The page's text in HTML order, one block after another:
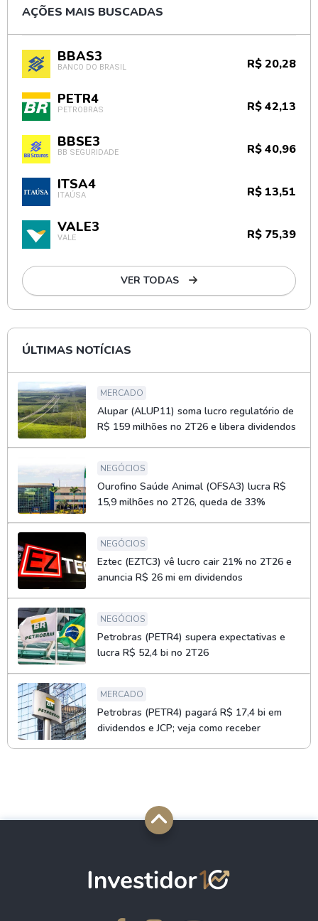
AÇÕES MAIS BUSCADAS
BBAS3
BANCO DO BRASIL R$ 20,28
PETR4
PETROBRAS R$ 42,13
BBSE3
BB SEGURIDADE R$ 40,96
ITSA4
ITAÚSA R$ 13,51
VALE3
VALE R$ 75,39
VER TODAS
ÚLTIMAS NOTÍCIAS
MERCADO
Alupar (ALUP11) soma lucro regulatório de
R$ 159 milhões no 2T26 e libera dividendos
NEGÓCIOS
Ourofino Saúde Animal (OFSA3) lucra R$
15,9 milhões no 2T26, queda de 33%
NEGÓCIOS
Eztec (EZTC3) vê lucro cair 21% no 2T26 e
anuncia R$ 26 mi em dividendos
NEGÓCIOS
Petrobras (PETR4) supera expectativas e
lucra R$ 52,4 bi no 2T26
MERCADO
Petrobras (PETR4) pagará R$ 17,4 bi em
dividendos e JCP; veja como receber